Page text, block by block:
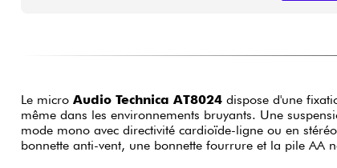
Le micro Audio Technica AT8024dispose d'une
même dans les environnements bruyants. Une
mode mono avec directivité cardioïde-ligne ou en
bonnette anti-vent, une bonnette fourrure et la pile AA